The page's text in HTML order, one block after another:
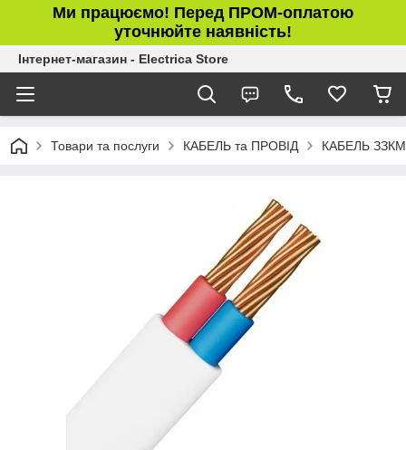
Ми працюємо! Перед ПРОМ-оплатою
уточнюйте наявність!
Інтернет-магазин - Electrica Store
Товари та послуги КАБЕЛЬ та ПРОВІД КАБЕЛЬ ЗЗКМ